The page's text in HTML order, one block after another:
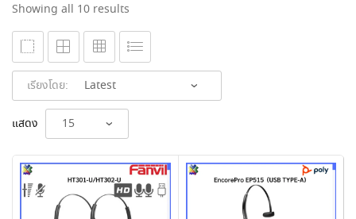
Showing all 10 results
by
latest
เรียงโดย:
แสดง